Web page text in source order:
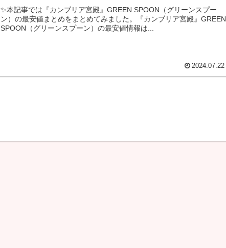
✨本記事では『カンブリア宮殿』GREEN SPOON（グリーンスプー
ン）の最安値まとめをまとめてみました。『カンブリア宮殿』GREEN
SPOON（グリーンスプーン）の最安値情報は...
2024.07.22